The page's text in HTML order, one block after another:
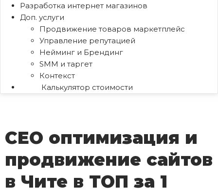
Разработка интернет магазинов
Доп. услуги
Продвижение товаров маркетплейс
Управление репутацией
Нейминг и Брендинг
SMM и таргет
Контекст
Калькулятор стоимости
СЕО оптимизация и
продвижение сайтов
в Чите в ТОП за 1